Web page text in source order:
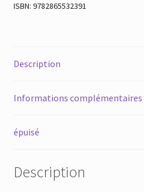
ISBN: 9782865532391
Description
Informations complémentaires
épuisé
Description